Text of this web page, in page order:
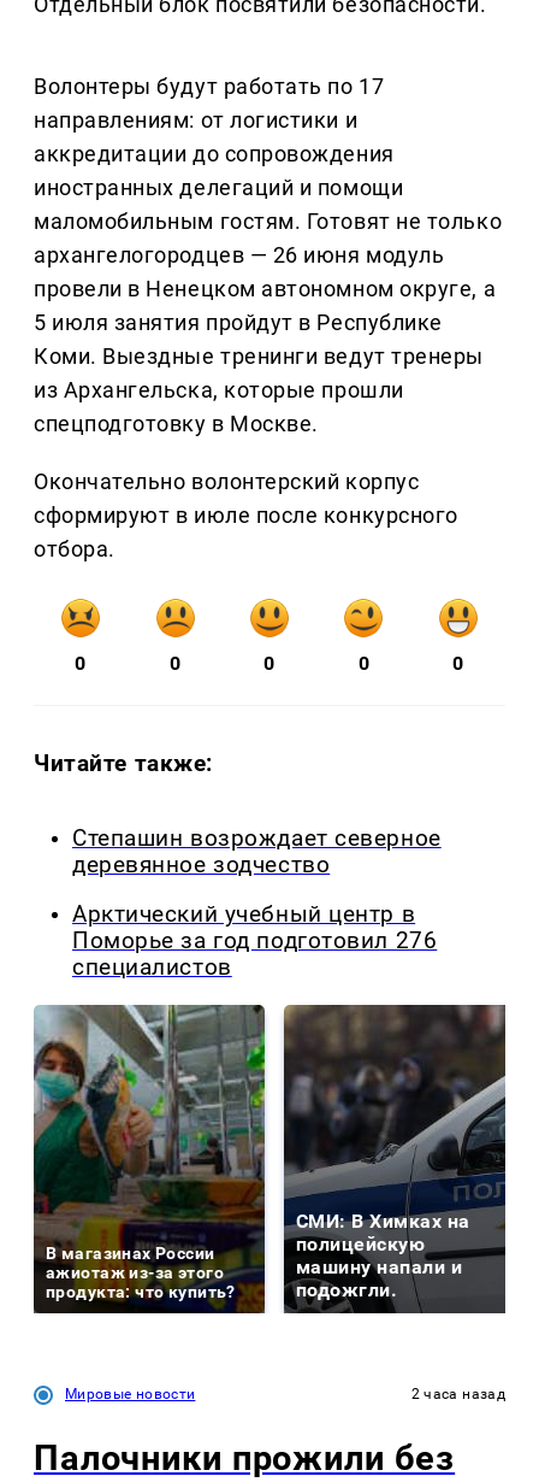
Волонтеры будут работать по 17
направлениям: от логистики и
аккредитации до сопровождения
иностранных делегаций и помощи
маломобильным гостям. Готовят не только
архангелогородцев — 26 июня модуль
провели в Ненецком автономном округе, а
5 июля занятия пройдут в Республике
Коми. Выездные тренинги ведут тренеры
из Архангельска, которые прошли
спецподготовку в Москве.
Окончательно волонтерский корпус
сформируют в июле после конкурсного
отбора.
0 0 0 0 0
Читайте также:
Степашин возрождает северное
деревянное зодчество
Арктический учебный центр в
Поморье за год подготовил 276
специалистов
В магазинах России
ажиотаж из-за этого
продукта: что купить?
СМИ: В Химках на
полицейскую
машину напали и
подожгли.
Мировые новости 2 часа назад
Палочники прожили без